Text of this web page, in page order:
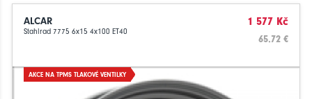
ALCAR
Stahlrad 7775 6x15 4x100 ET40
1 577 Kč
65.72 €
AKCE NA TPMS TLAKOVÉ VENTILKY